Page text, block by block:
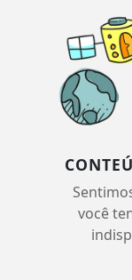
você